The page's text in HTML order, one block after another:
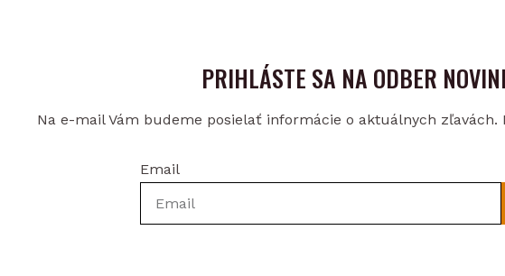
PRIHLÁSTE SA NA ODBER
Na e-mail Vám budeme posielať informácie o aktuálnych zľavách.
Email